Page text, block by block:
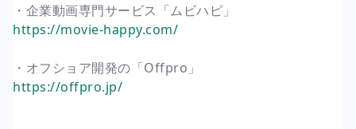
・企業動画専門サービス「ムビハピ」
https://movie-happy.com/
・オフショア開発の「Offpro」
https://offpro.jp/